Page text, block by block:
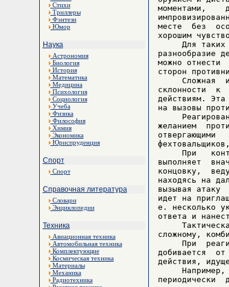
Стихи
Триллеры
Фэнтези
Юмор
Наука
Астрономия
Биология
История
Математика
Медицина
Психология
Социология
Учеба
Физика
Философия
Химия
Экономика
Юриспруденция
Спорт
Спорт
Справочная литература
Словари
Энциклопедии
Техника
Авиационная техника
Автомобильная техника
Комплектующие
Космическая техника
Материалы
Механика
Радиотехника
моментами,
месте  без
хорошим
Для таких
разнообразие
можно отнести
сторон
Сложная
склонности  к
действиям. Эта
на вызовы
желанием
отвергающими
При
выполняет
концовку,
находясь на
вызывая атаку
идет на
е. несколько
ответа и
сложному,
При
добивается
действия,
Например,
периодически